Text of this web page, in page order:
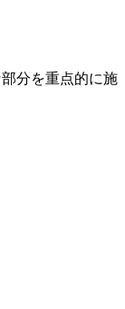
分を重点的に施